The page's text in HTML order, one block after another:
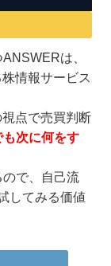
は、
情報サービス
点で売買判断
も次に何をす
ので、自己流
してみる価値